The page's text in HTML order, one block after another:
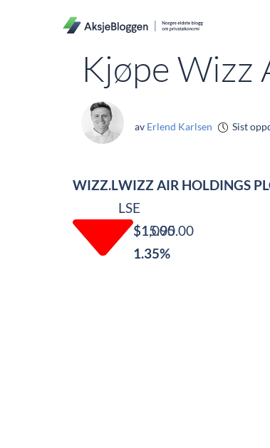
Kjøpe Wizz
av Erlend Karlsen Sist
WIZZ.LWIZZ AIR HOLDINGS
LSE
$1,095.00
$15.00
1.35%